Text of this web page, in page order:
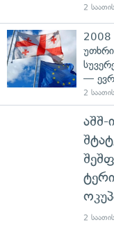
2
2008
—
2
2